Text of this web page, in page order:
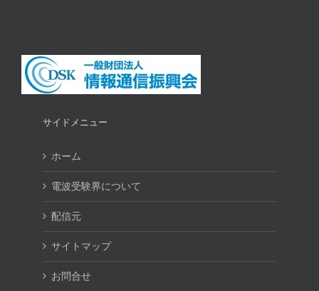
サイドメニュー
ホーム
電波受験界について
配信元
サイトマップ
お問合せ